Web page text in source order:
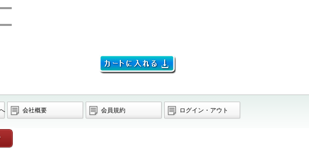
会社概要 会員規約 ログイン・アウト